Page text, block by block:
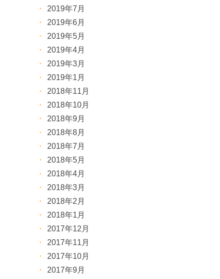
2019年7月
2019年6月
2019年5月
2019年4月
2019年3月
2019年1月
2018年11月
2018年10月
2018年9月
2018年8月
2018年7月
2018年5月
2018年4月
2018年3月
2018年2月
2018年1月
2017年12月
2017年11月
2017年10月
2017年9月